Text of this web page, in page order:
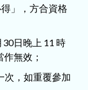
」，方合資格
日晚上 11 時
無效；
次，如重覆參加